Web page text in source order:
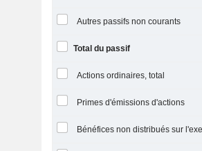
Autres passifs non courants
Total du passif
Actions ordinaires, total
Primes d'émissions d'actions